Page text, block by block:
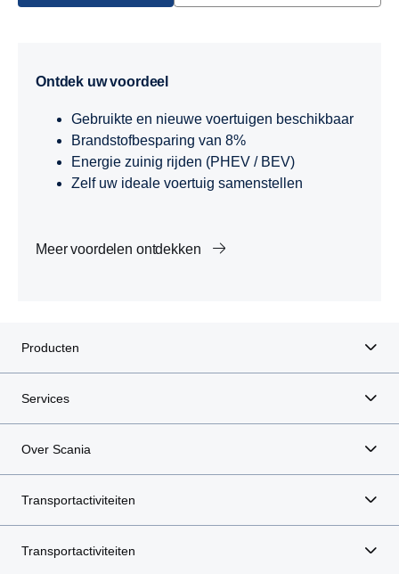
Ontdek uw voordeel
Gebruikte en nieuwe voertuigen beschikbaar
Brandstofbesparing van 8%
Energie zuinig rijden (PHEV / BEV)
Zelf uw ideale voertuig samenstellen
Meer voordelen ontdekken
Producten
Services
Over Scania
Transportactiviteiten
Transportactiviteiten